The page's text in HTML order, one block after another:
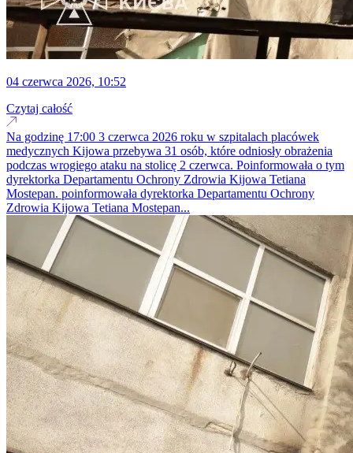
04 czerwca 2026, 10:52
Czytaj całość
Na godzinę 17:00 3 czerwca 2026 roku w szpitalach placówek
medycznych Kijowa przebywa 31 osób, które odniosły obrażenia
podczas wrogiego ataku na stolicę 2 czerwca. Poinformowała o tym
dyrektorka Departamentu Ochrony Zdrowia Kijowa Tetiana
Mostepan. poinformowała dyrektorka Departamentu Ochrony
Zdrowia Kijowa Tetiana Mostepan...